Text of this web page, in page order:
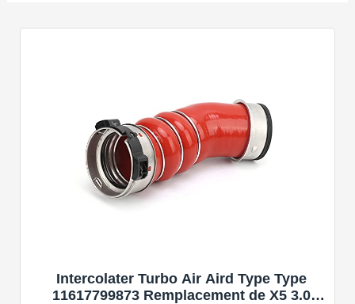
Intercolater Turbo Air Aird Type Type
11617799873 Remplacement de X5 3.0